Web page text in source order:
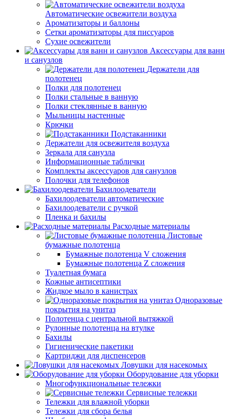
Автоматические освежители воздуха
Ароматизаторы и баллоны
Сетки ароматизаторы для писсуаров
Сухие освежители
Аксессуары для ванн
и санузлов
Держатели для
полотенец
Полки для полотенец
Полки стальные в ванную
Полки стеклянные в ванную
Мыльницы настенные
Крючки
Подстаканники
Держатели для освежителя воздуха
Зеркала для санузла
Информационные таблички
Комплекты аксессуаров для санузлов
Полочки для телефонов
Бахилоодеватели
Бахилоодеватели автоматические
Бахилоодеватели с ручкой
Пленка и бахилы
Расходные материалы
Листовые
бумажные полотенца
Бумажные полотенца V сложения
Бумажные полотенца Z сложения
Туалетная бумага
Кожные антисептики
Жидкое мыло в канистрах
Одноразовые
покрытия на унитаз
Полотенца с центральной вытяжкой
Рулонные полотенца на втулке
Бахилы
Гигиенические пакетики
Картриджи для диспенсеров
Ловушки для насекомых
Оборудование для уборки
Многофункциональные тележки
Сервисные тележки
Тележки для влажной уборки
Тележки для сбора белья